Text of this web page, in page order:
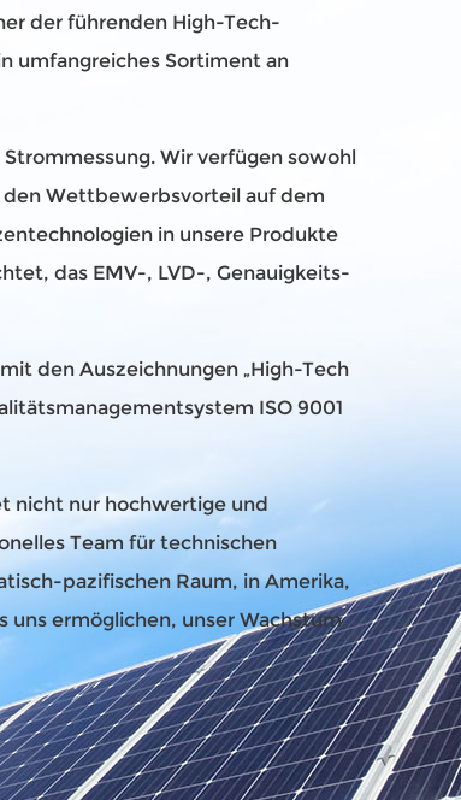
der führenden High-Tech-
umfangreiches Sortiment an
Wir verfügen sowohl
den Wettbewerbsvorteil auf dem
in unsere Produkte
das EMV-, LVD-, Genauigkeits-
den Auszeichnungen „High-Tech
ISO 9001
nicht nur hochwertige und
Team für technischen
pazifischen Raum, in Amerika,
ermöglichen, unser Wachstum